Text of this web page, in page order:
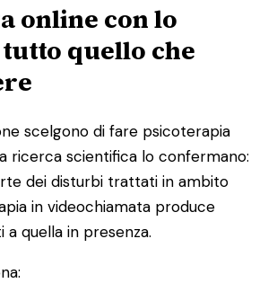
online con lo
quello che
scelgono di fare psicoterapia
ricerca scientifica lo confermano:
dei disturbi trattati in ambito
in videochiamata produce
a quella in presenza.